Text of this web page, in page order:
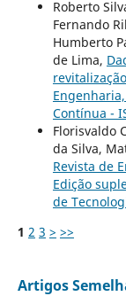
Roberto
Fernando
Humberto
de Lima,
Contínua -
Florisvaldo
da Silva,
Revista de
Edição
de
1 2 3 > >>
Artigos